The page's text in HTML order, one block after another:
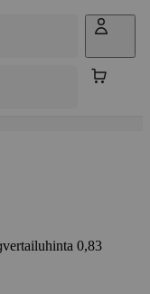
vertailuhinta 0,83